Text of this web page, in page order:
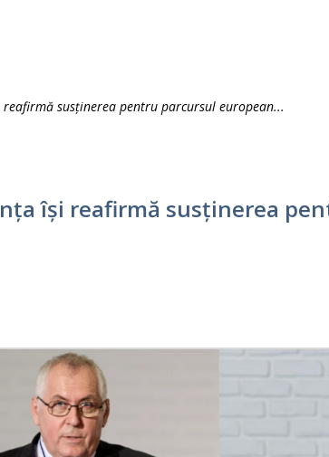
susținerea pentru parcursul european...
își reafirmă susținerea